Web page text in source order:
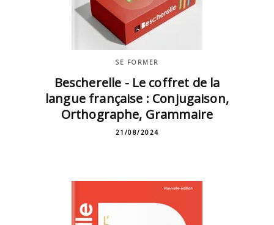
SE FORMER
Bescherelle - Le coffret de la
langue française : Conjugaison,
Orthographe, Grammaire
21/08/2024